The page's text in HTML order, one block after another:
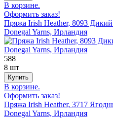
В корзине.
Оформить заказ!
Пряжа Irish Heather, 8093
Donegal Yarns, Ирландия
588
8 шт
В корзине.
Оформить заказ!
Пряжа Irish Heather, 3717
Donegal Yarns, Ирландия